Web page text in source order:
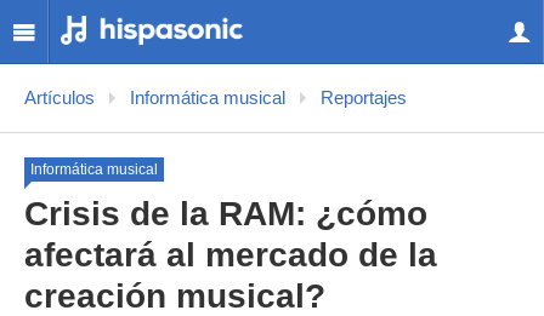
Artículos Informática musical Reportajes
Informática musical
Crisis de la RAM: ¿cómo
afectará al mercado de la
creación musical?